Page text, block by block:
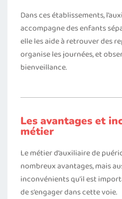
Dans ces établissements,
accompagne des enfants
elle les aide à retrouver des
organise les journées, et
bienveillance.
Les avantages et
métier
Le métier d’auxiliaire de
nombreux avantages, mais
inconvénients qu’il est
de s’engager dans cette voie.